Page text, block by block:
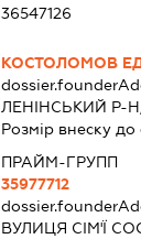
36547126
КОСТОЛОМОВ
ЛЕНІНСЬКИЙ Р-
Розмір внеску
ПРАЙМ-ГРУПП
35977712
ВУЛИЦЯ СІМ'Ї